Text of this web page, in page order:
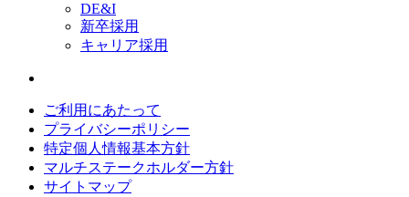
DE&I
新卒採用
キャリア採用
ご利用にあたって
プライバシーポリシー
特定個人情報基本方針
マルチステークホルダー方針
サイトマップ